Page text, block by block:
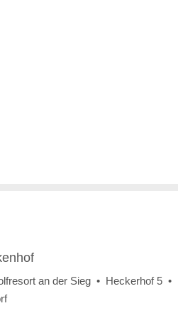
an der Sieg • Heckerhof 5 •